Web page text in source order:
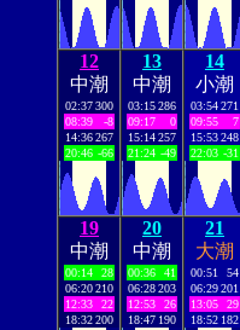
12
中潮
02:37300
08:39
-8
14:36267
20:46 -66
13
中潮
03:15286
09:17
0
15:14257
21:24 -49
14
小潮
03:54271
09:55
7
15:53248
22:03 -31
19
中潮
00:14
28
06:20210
12:33
22
18:32200
20
中潮
00:36
41
06:28203
12:53
26
18:47 190
21
大潮
00:51
54
06:29201
13:05
29
18:52 182